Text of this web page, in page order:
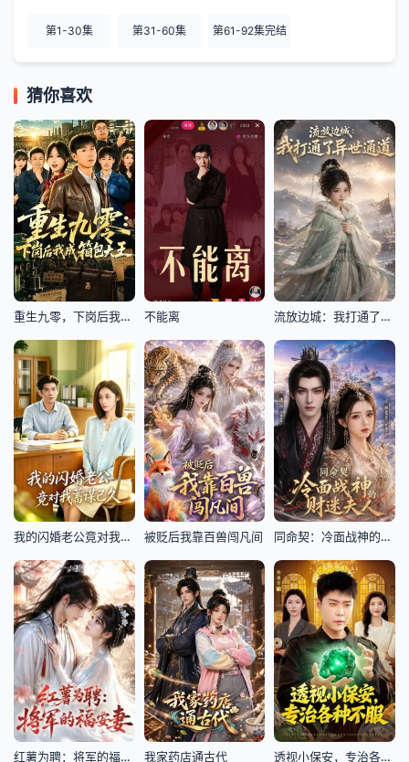
第1-30集 第31-60集 第61-92集完结
猜你喜欢
重生九零，下岗后我成了箱包大王 不能离 流放边城：我打通了异世通道
我的闪婚老公竟对我蓄谋已久 被贬后我靠百兽闯凡间 同命契：冷面战神的财迷夫人
红薯为聘：将军的福安妻 我家药店通古代 透视小保安，专治各种不服